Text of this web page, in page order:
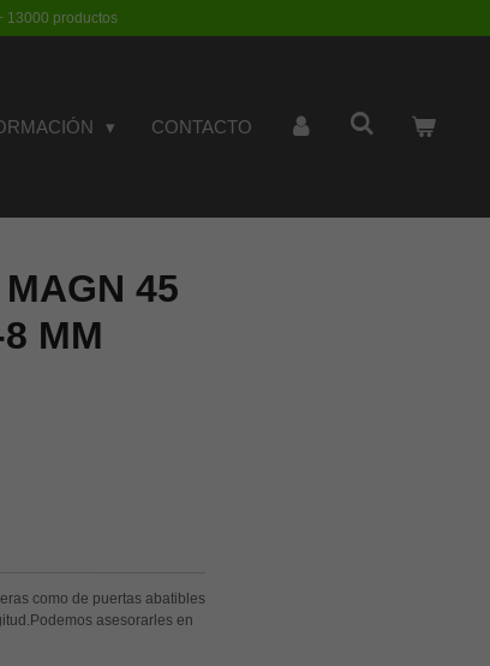
13000 productos
CONTACTO
45
MM
como de puertas abatibles
asesorarles en